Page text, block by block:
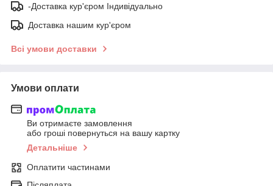
-Доставка кур'єром Індивідуально
Доставка нашим кур'єром
Всі умови доставки
Умови оплати
Ви отримаєте замовлення
або гроші повернуться на вашу картку
Детальніше
Оплатити частинами